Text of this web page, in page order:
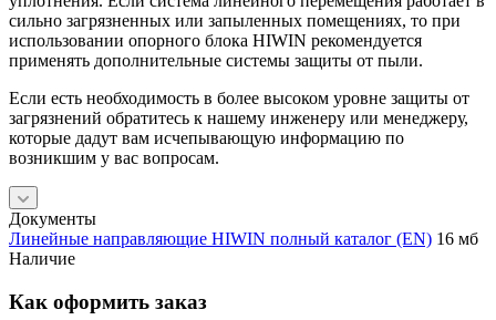
сильно загрязненных или запыленных помещениях, то при
использовании опорного блока HIWIN рекомендуется
применять дополнительные системы защиты от пыли.
Если есть необходимость в более высоком уровне защиты от
загрязнений обратитесь к нашему инженеру или менеджеру,
которые дадут вам исчепывающую информацию по
возникшим у вас вопросам.
Документы
Линейные направляющие HIWIN полный каталог (EN) 16 мб
Наличие
Как оформить заказ